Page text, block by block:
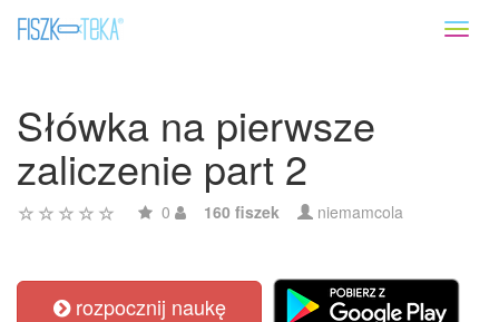
Słówka na pierwsze
zaliczenie part 2
0 160 fiszek niemamcola
rozpocznij naukę